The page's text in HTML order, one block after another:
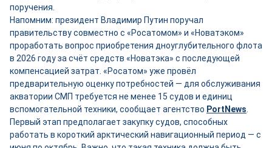
поручения.
Напомним: президент Владимир Путин поручал
правительству совместно с «Росатомом» и «Новатэком»
проработать вопрос приобретения дноуглубительного флота
в 2026 году за счёт средств «Новатэка» с последующей
компенсацией затрат. «Росатом» уже провёл
предварительную оценку потребностей — для обслуживания
акватории СМП требуется не менее 15 судов и единиц
вспомогательной техники, сообщает агентство PortNews
Первый этап предполагает закупку судов, способных
работать в короткий арктический навигационный период — с